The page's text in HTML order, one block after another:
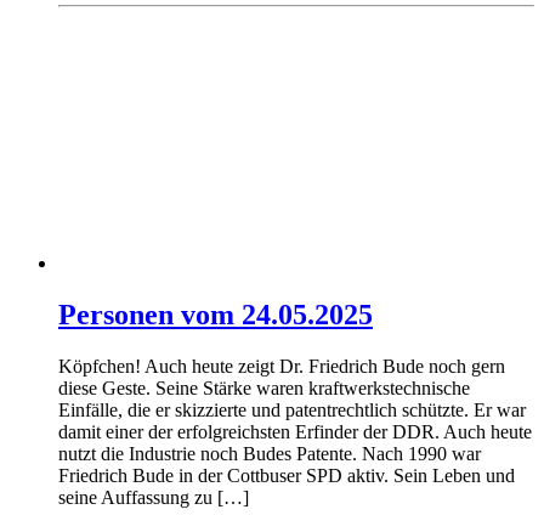
Personen vom 24.05.2025
Köpfchen! Auch heute zeigt Dr. Friedrich Bude noch gern
diese Geste. Seine Stärke waren kraftwerkstechnische
Einfälle, die er skizzierte und patentrechtlich schützte. Er war
damit einer der erfolgreichsten Erfinder der DDR. Auch heute
nutzt die Industrie noch Budes Patente. Nach 1990 war
Friedrich Bude in der Cottbuser SPD aktiv. Sein Leben und
seine Auffassung zu […]